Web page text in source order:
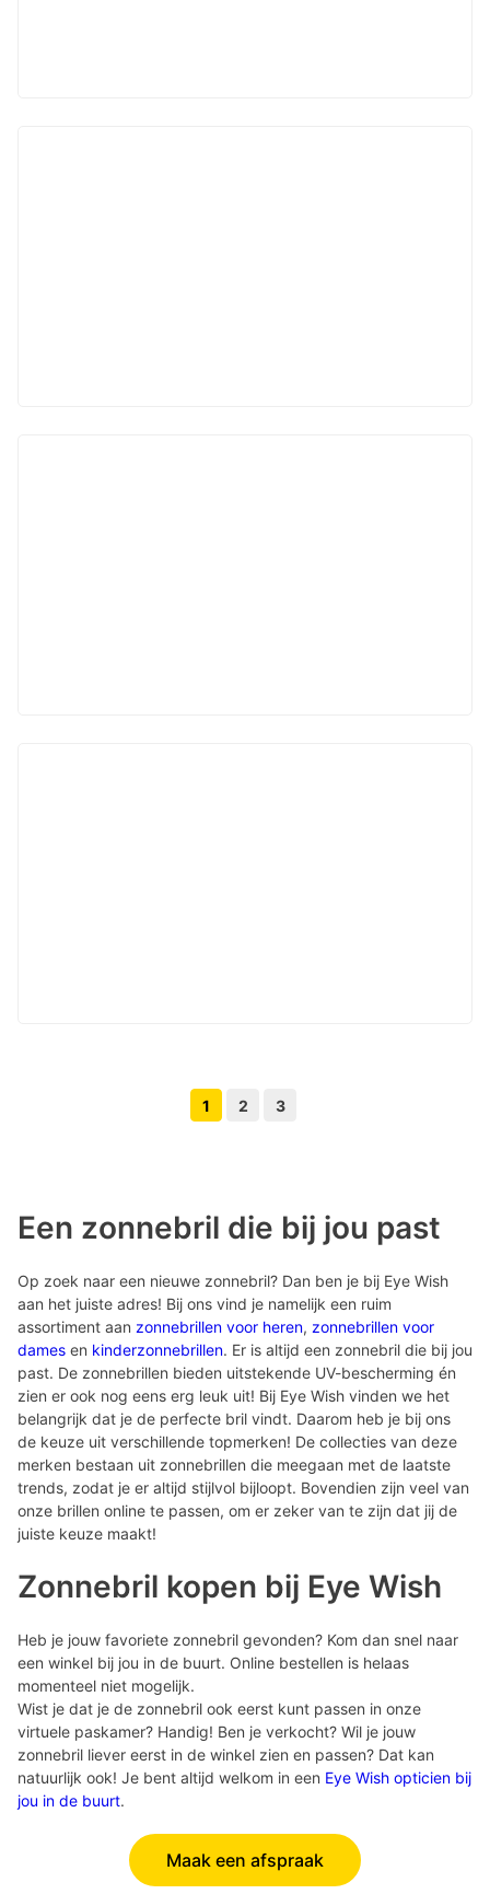
Vorige pagina knop
1 2 3
Een zonnebril die bij jou past
Op zoek naar een nieuwe zonnebril? Dan ben je bij Eye Wish
aan het juiste adres! Bij ons vind je namelijk een ruim
assortiment aan zonnebrillen voor heren, zonnebrillen voor
dames en kinderzonnebrillen. Er is altijd een zonnebril die bij jou
past. De zonnebrillen bieden uitstekende UV-bescherming én
zien er ook nog eens erg leuk uit! Bij Eye Wish vinden we het
belangrijk dat je de perfecte bril vindt. Daarom heb je bij ons
de keuze uit verschillende topmerken! De collecties van deze
merken bestaan uit zonnebrillen die meegaan met de laatste
trends, zodat je er altijd stijlvol bijloopt. Bovendien zijn veel van
onze brillen online te passen, om er zeker van te zijn dat jij de
juiste keuze maakt!
Zonnebril kopen bij Eye Wish
Heb je jouw favoriete zonnebril gevonden? Kom dan snel naar
een winkel bij jou in de buurt. Online bestellen is helaas
momenteel niet mogelijk.
Wist je dat je de zonnebril ook eerst kunt passen in onze
virtuele paskamer? Handig! Ben je verkocht? Wil je jouw
zonnebril liever eerst in de winkel zien en passen? Dat kan
natuurlijk ook! Je bent altijd welkom in een Eye Wish opticien bij
jou in de buurt.
Maak een afspraak